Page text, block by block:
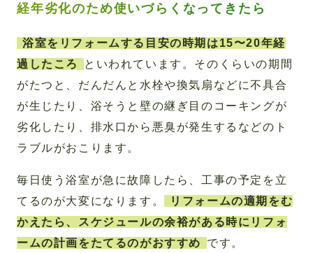
経年劣化のため使いづらくなってきたら
浴室をリフォームする目安の時期は15〜20年経
過したころ
といわれています。そのくらいの期間
がたつと、だんだんと水栓や換気扇などに不具合
が生じたり、浴そうと壁の継ぎ目のコーキングが
劣化したり、排水口から悪臭が発生するなどのト
ラブルがおこります。
毎日使う浴室が急に故障したら、工事の予定を立
てるのが大変になります。
リフォームの適期をむ
かえたら、スケジュールの余裕がある時にリフォ
ームの計画をたてるのがおすすめ
です。